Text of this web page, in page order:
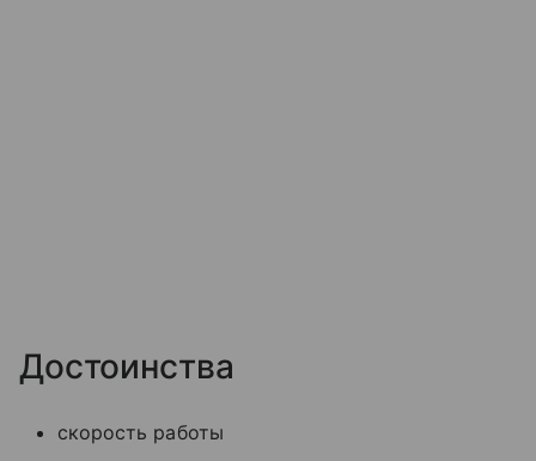
Достоинства
скорость работы